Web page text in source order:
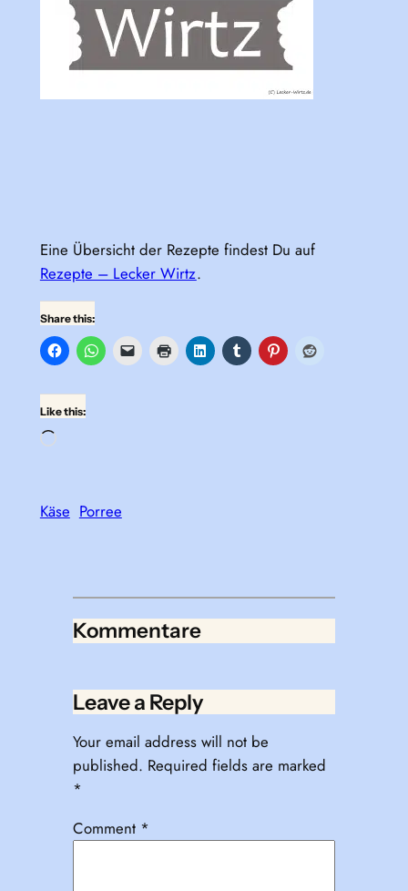
Eine Übersicht der Rezepte findest Du auf
Rezepte – Lecker Wirtz.
Share this:
Like this:
Loading…
Käse Porree
Kommentare
Leave a Reply
Your email address will not be
published. Required fields are marked
*
Comment *